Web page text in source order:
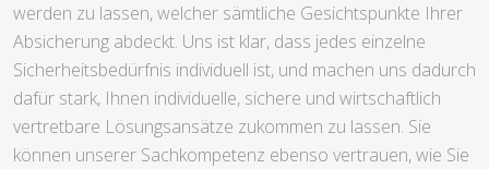
werden zu lassen, welcher sämtliche Gesichtspunkte Ihrer
Absicherung abdeckt. Uns ist klar, dass jedes einzelne
Sicherheitsbedürfnis individuell ist, und machen uns dadurch
dafür stark, Ihnen individuelle, sichere und wirtschaftlich
vertretbare Lösungsansätze zukommen zu lassen. Sie
können unserer Sachkompetenz ebenso vertrauen, wie Sie